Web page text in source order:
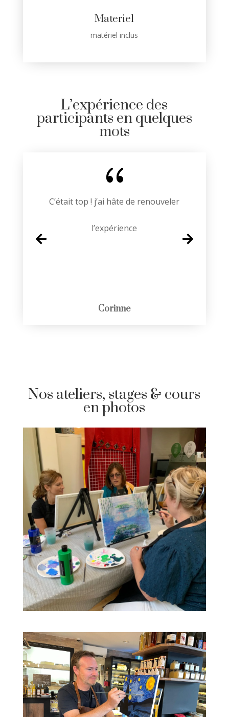
Materiel
matériel inclus
L’expérience des
participants en quelques
mots
{
On a passé une super soirée, à refaire
sans hésiter !
Deborah
Nos ateliers, stages & cours
en photos